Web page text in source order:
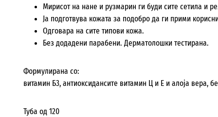
Мирисот на нане и рузмарин ги буди сите сетила и
Ја подготвува кожата за подобро да ги прими
Одговара на сите типови кожа.
Без додадени парабени. Дерматолошки тестирана.
Формулирана со:
витамин Б3, антиоксидансите витамин Ц и Е и алоја вера,
Туба од 120